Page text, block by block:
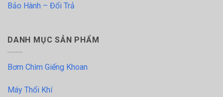
Bảo Hành – Đổi Trả
DANH MỤC SẢN PHẨM
Bơm Chìm Giếng Khoan
Máy Thổi Khí